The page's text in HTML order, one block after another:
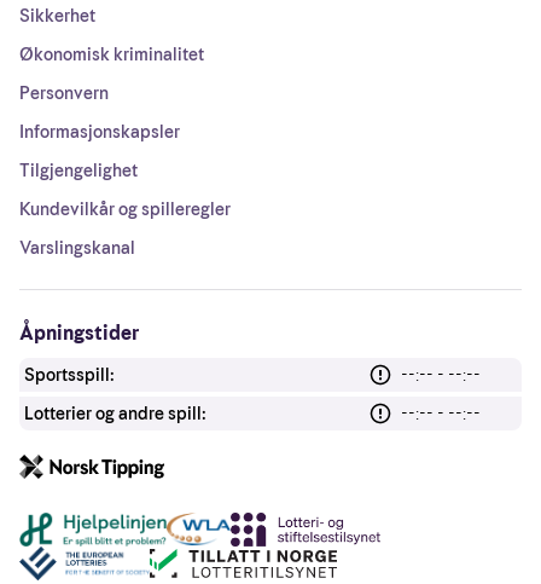
Sikkerhet
Økonomisk kriminalitet
Personvern
Informasjonskapsler
Tilgjengelighet
Kundevilkår og spilleregler
Varslingskanal
Åpningstider
Sportsspill:
--:-- - --:--
Lotterier og andre spill:
--:-- - --:--
Andre lenker